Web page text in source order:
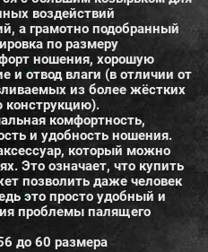
воздействий
а грамотно подобранный
по размеру
ношения, хорошую
и отвод влаги (в отличии от
из более жёстких
комфортность,
и удобность ношения.
который можно
Это означает, что купить
позволить даже человек
это просто удобный и
проблемы палящего
до 60 размера